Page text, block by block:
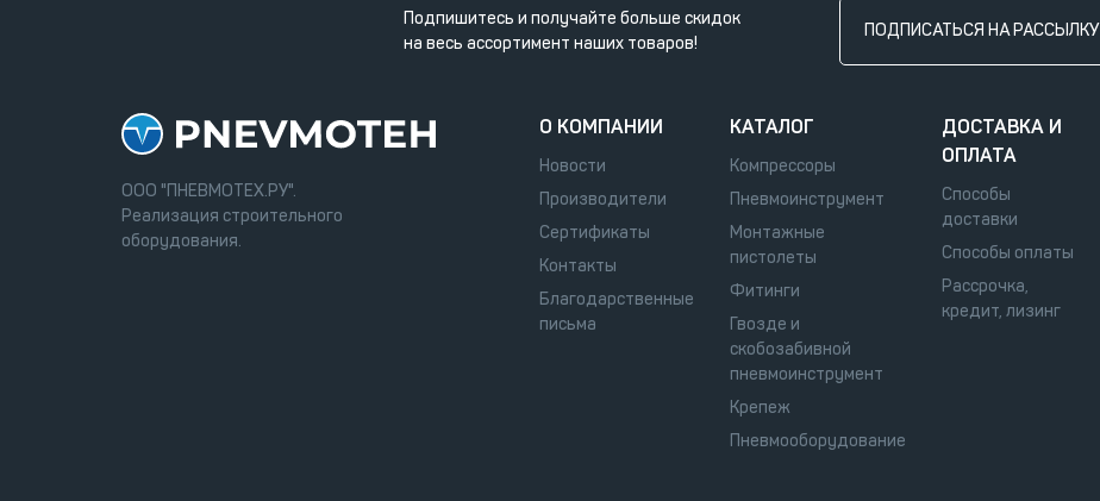
Подпишитесь и получайте больше скидок
на весь ассортимент наших товаров!
ПОДПИСАТЬСЯ НА РАССЫЛКУ
ООО "ПНЕВМОТЕХ.РУ".
Реализация строительного
оборудования.
О КОМПАНИИ
Новости
Производители
Сертификаты
Контакты
Благодарственные
письма
КАТАЛОГ
Компрессоры
Пневмоинструмент
Монтажные
пистолеты
Фитинги
Гвозде и
скобозабивной
пневмоинструмент
Крепеж
Пневмооборудование
ДОСТАВКА И
ОПЛАТА
Способы
доставки
Способы оплаты
Рассрочка,
кредит, лизинг